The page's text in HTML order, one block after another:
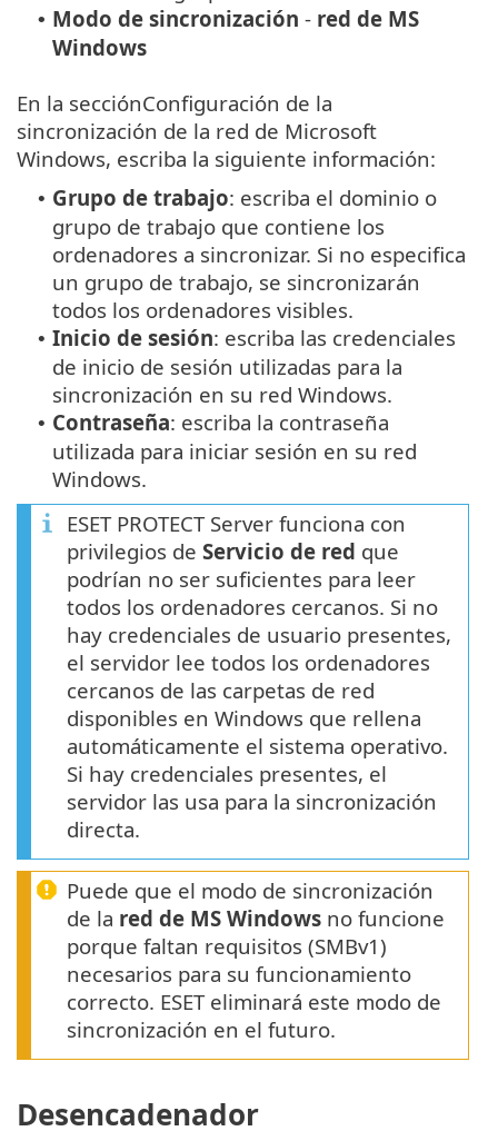
• Modo de sincronización - red de MS
Windows
En la secciónConfiguración de la
sincronización de la red de Microsoft
Windows, escriba la siguiente información:
• Grupo de trabajo: escriba el dominio o
grupo de trabajo que contiene los
ordenadores a sincronizar. Si no especifica
un grupo de trabajo, se sincronizarán
todos los ordenadores visibles.
• Inicio de sesión: escriba las credenciales
de inicio de sesión utilizadas para la
sincronización en su red Windows.
• Contraseña: escriba la contraseña
utilizada para iniciar sesión en su red
Windows.
ESET PROTECT Server funciona con
privilegios de Servicio de red que
podrían no ser suficientes para leer
todos los ordenadores cercanos. Si no
hay credenciales de usuario presentes,
el servidor lee todos los ordenadores
cercanos de las carpetas de red
disponibles en Windows que rellena
automáticamente el sistema operativo.
Si hay credenciales presentes, el
servidor las usa para la sincronización
directa.
Puede que el modo de sincronización
de la red de MS Windows no funcione
porque faltan requisitos (SMBv1)
necesarios para su funcionamiento
correcto. ESET eliminará este modo de
sincronización en el futuro.
Desencadenador